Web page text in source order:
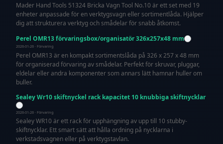
Mader Hand Tools 51324 Bricka Vagn Tool No.10 är ett set med 19
enheter anpassade för en verktygsvagn eller sortimentlåda. Hjälper
dig att strukturera verktyg och smådelar för snabb åtkomst.
Perel OMR13 förvaringsbox/organisatör 326x257x48 mm
2026-01-26 · Förvaring
Perel OMR13 är en kompakt sortimentslåda på 326 x 257 x 48 mm
för organiserad förvaring av smådelar. Perfekt för skruvar, pluggar,
eldelar eller andra komponenter som annars lätt hamnar huller om
buller.
Sealey Wr10 skiftnyckel rack kapacitet 10 knubbiga skiftnycklar
2026-01-26 · Förvaring
Sealey WR10 är ett rack för upphängning av upp till 10 stubby-
skiftnycklar. Ett smart sätt att hålla ordning på nycklarna i
verkstadsvagnen eller på verktygstavlan.